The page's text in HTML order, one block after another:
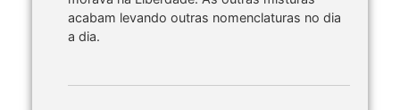
acabam levando outras nomenclaturas no dia
a dia.